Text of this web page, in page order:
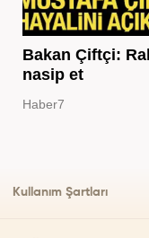
Bakan Çiftçi:
nasip et
Haber7
Kullanım Şartları